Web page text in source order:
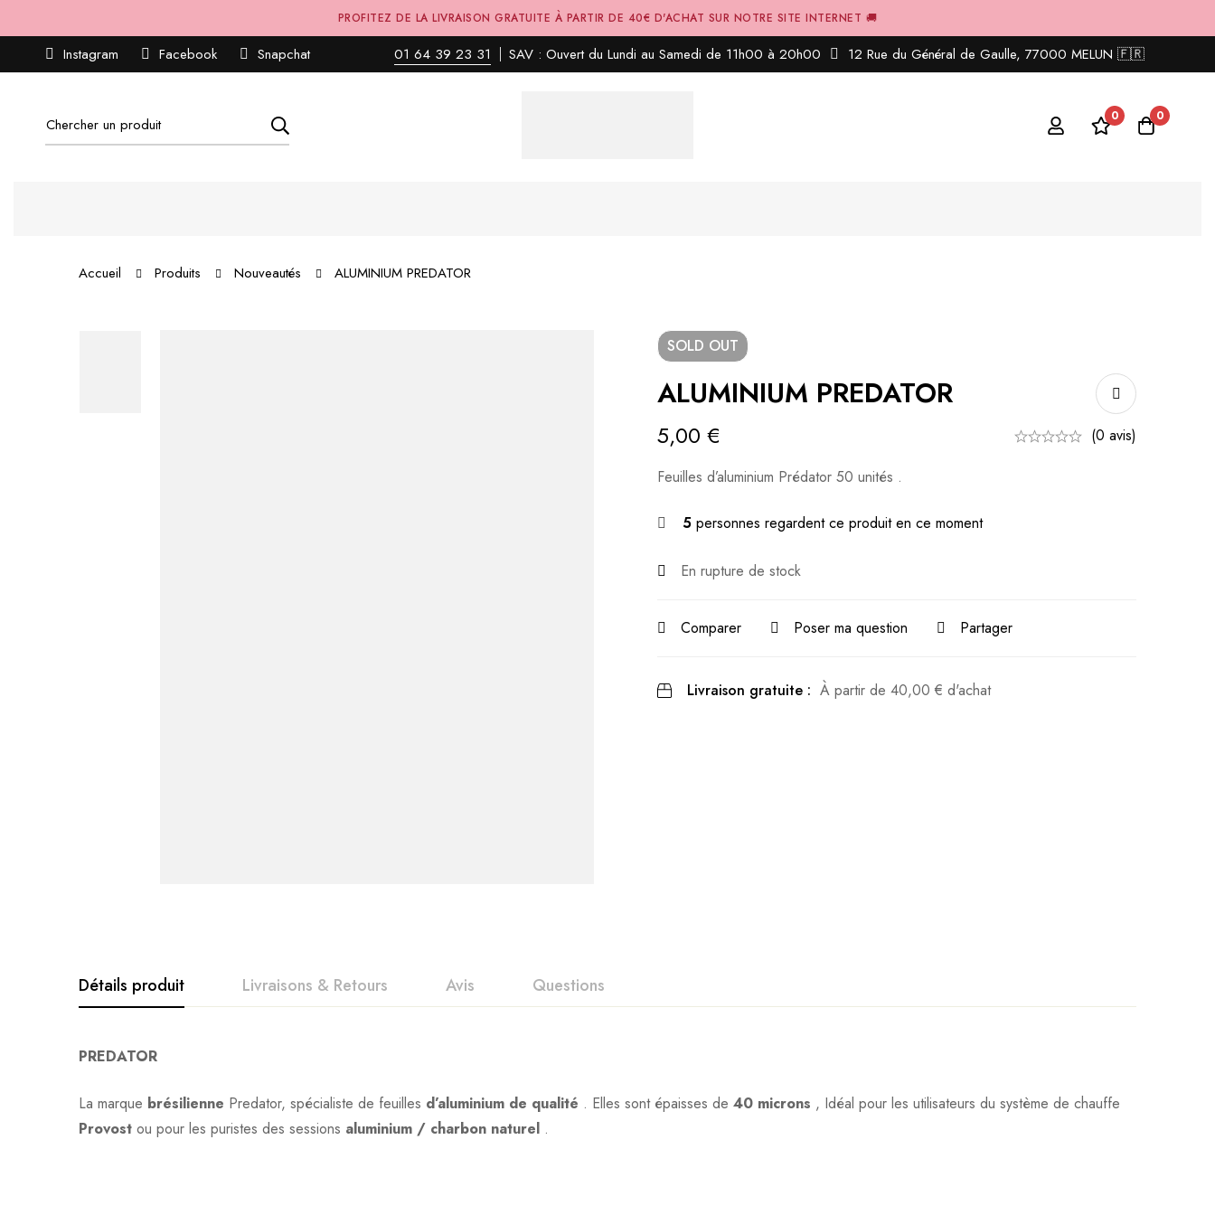
PROFITEZ DE LA LIVRAISON GRATUITE À PARTIR DE 40€ D'ACHAT SUR NOTRE SITE INTERNET 🚚
Instagram Facebook Snapchat 01 64 39 23 31 SAV : Ouvert du Lundi au Samedi de 11h00 à 20h00 12 Rue du Général de Gaulle, 77000 MELUN 🇫🇷
0 0
Accueil Produits Nouveautés ALUMINIUM PREDATOR
SOLD OUT
ALUMINIUM PREDATOR
5,00 €
(0 avis)
Feuilles d’aluminium Prédator 50 unités .
5 personnes regardent ce produit en ce moment
En rupture de stock
Comparer Poser ma question Partager
Livraison gratuite : À partir de 40,00 € d'achat
Détails produit Livraisons & Retours Avis Questions
PREDATOR
La marque brésilienne Predator, spécialiste de feuilles d’aluminium de qualité . Elles sont épaisses de 40 microns , Idéal pour les utilisateurs du système de chauffe
Provost ou pour les puristes des sessions aluminium / charbon naturel .
Based on 0 Reviews Ajouter mon avis
0question sur ce produit Poser ma question